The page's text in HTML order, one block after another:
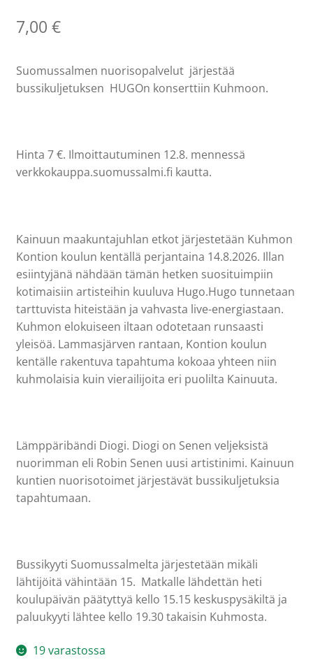
7,00 €
Suomussalmen nuorisopalvelut järjestää
bussikuljetuksen HUGOn konserttiin Kuhmoon​.
Hinta 7 €. Ilmoittautuminen 12.8. mennessä
verkkokauppa.suomussalmi.fi kautta.
Kainuun maakuntajuhlan etkot järjestetään Kuhmon
Kontion koulun kentällä perjantaina 14.8.2026. Illan
esiintyjänä nähdään tämän hetken suosituimpiin
kotimaisiin artisteihin kuuluva Hugo.Hugo tunnetaan
tarttuvista hiteistään ja vahvasta live-energiastaan.
Kuhmon elokuiseen iltaan odotetaan runsaasti
yleisöä. Lammasjärven rantaan, Kontion koulun
kentälle rakentuva tapahtuma kokoaa yhteen niin
kuhmolaisia kuin vierailijoita eri puolilta Kainuuta.​
Lämppäribändi Diogi. Diogi on Senen veljeksistä
nuorimman eli Robin Senen uusi artistinimi. Kainuun
kuntien nuorisotoimet järjestävät bussikuljetuksia
tapahtumaan.​
Bussikyyti Suomussalmelta järjestetään mikäli
lähtijöitä vähintään 15. Matkalle lähdettän heti
koulupäivän päätyttyä kello 15.15 keskuspysäkiltä ja
paluukyyti lähtee kello 19.30 takaisin Kuhmosta.
19 varastossa